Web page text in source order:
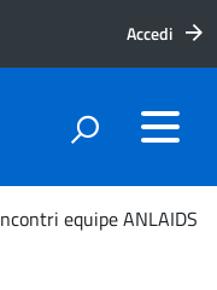
Accedi
equipe ANLAIDS